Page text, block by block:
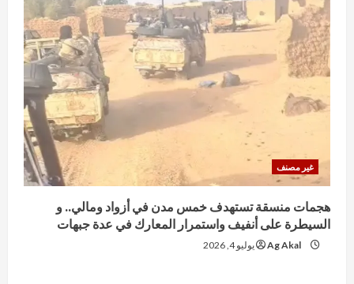
غير مصنف
هجمات منسقة تستهدف خمس مدن في أزواد ومالي.. و
السيطرة على أنفيف واستمرار المعارك في عدة جبهات
Ag Akal يوليو 4, 2026